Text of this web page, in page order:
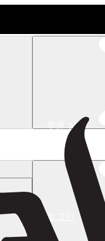
주문 상태
로그인